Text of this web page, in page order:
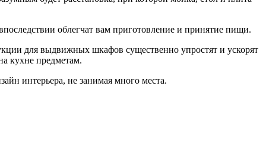
облегчат вам приготовление и принятие пищи.
для выдвижных шкафов существенно упростят и ускорят
кухне предметам.
интерьера, не занимая много места.